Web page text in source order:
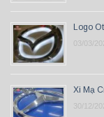
Logo
03/03/
Xi Mạ
30/12/